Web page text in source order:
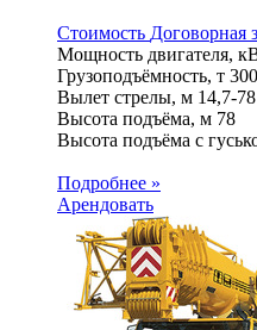
Стоимость Договорная
Мощность двигателя,
Грузоподъёмность, т 300
Вылет стрелы, м 14,7-78
Высота подъёма, м 78
Высота подъёма с
Подробнее »
Арендовать